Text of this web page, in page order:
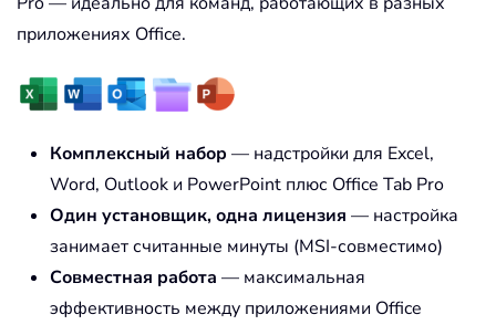
приложениях Office.
Комплексный набор — надстройки для Excel,
Word, Outlook и PowerPoint плюс Office Tab Pro
Один установщик, одна лицензия — настройка
занимает считанные минуты (MSI-совместимо)
Совместная работа — максимальная
эффективность между приложениями Office